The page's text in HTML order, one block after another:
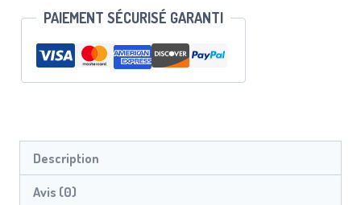
PAIEMENT SÉCURISÉ GARANTI
Description
Avis (0)